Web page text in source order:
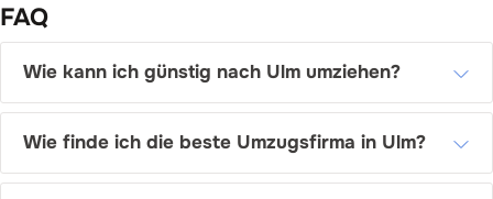
FAQ
Wie kann ich günstig nach Ulm umziehen?
Wie finde ich die beste Umzugsfirma in Ulm?